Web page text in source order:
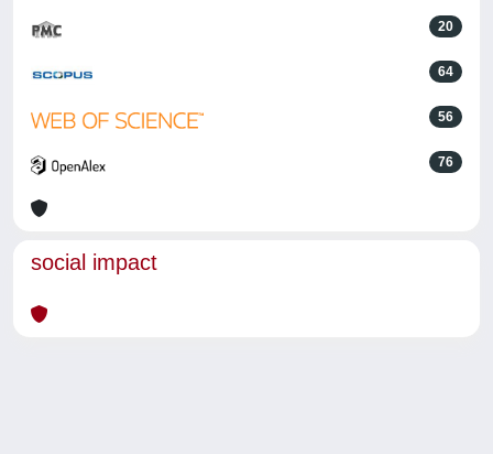
20
64
56
76
social impact